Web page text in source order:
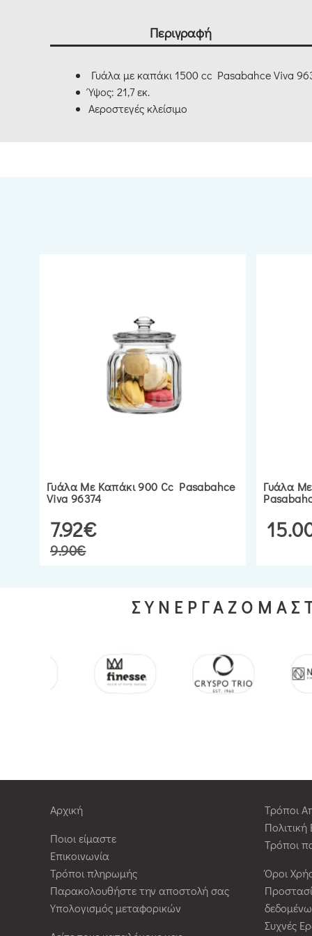
Περιγραφή
Γυάλα με καπάκι 1500 cc Pasabahce Viva
Ύψος: 21,7 εκ.
Αεροστεγές κλείσιμο
Γυάλα Με Καπάκι 900 Cc Pasabahce
Viva 96374
7.92€
9.90€
Γυάλα
Αρχική
Ποιοι είμαστε
Επικοινωνία
Τρόποι πληρωμής
Παρακολουθήστε την αποστολή σας
Υπολογισμός μεταφορικών
Τρόποι
Τρόποι
Όροι
Συχνές